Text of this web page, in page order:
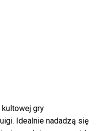
kultowej gry
Idealnie nadadzą się